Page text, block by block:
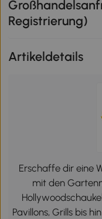
Registrierung)
Artikeldetails
Erschaffe dir eine
mit den
Pavillons, Grills bis